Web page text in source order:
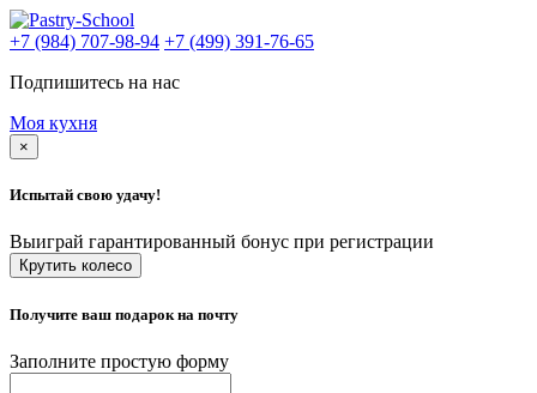
+7 (984) 707-98-94 +7 (499) 391-76-65
Подпишитесь на нас
Моя кухня
×
Испытай свою удачу!
Выиграй гарантированный бонус при регистрации
Крутить колесо
Получите ваш подарок на почту
Заполните простую форму